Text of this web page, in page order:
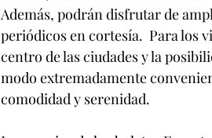
Además, podrán disfrutar de
periódicos en cortesía.  Para los
centro de las ciudades y la
modo extremadamente
comodidad y serenidad.